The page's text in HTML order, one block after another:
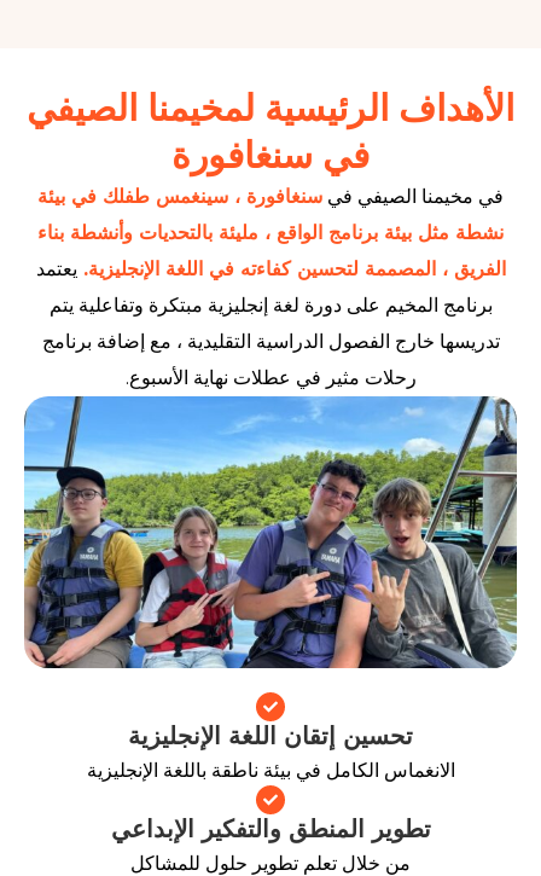
الرئيسية لمخيمنا الصيفي
في سنغافورة
الصيفي فيسنغافورة ، سينغمس طفلك في بيئة
بيئة برنامج الواقع ، مليئة بالتحديات وأنشطة بناء
المصممة لتحسين كفاءته في اللغة الإنجليزية. يعتمد
على دورة لغة إنجليزية مبتكرة وتفاعلية يتم
خارج الفصول الدراسية التقليدية ، مع إضافة برنامج
رحلات مثير في عطلات نهاية الأسبوع.
تحسين إتقان اللغة الإنجليزية
الكامل في بيئة ناطقة باللغة الإنجليزية
تطوير المنطق والتفكير الإبداعي
من خلال تعلم تطوير حلول للمشاكل